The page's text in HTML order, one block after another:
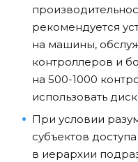
рекомендуется
на машины,
контроллеров и
на 500-1000
использовать
При условии
субъектов
в иерархии